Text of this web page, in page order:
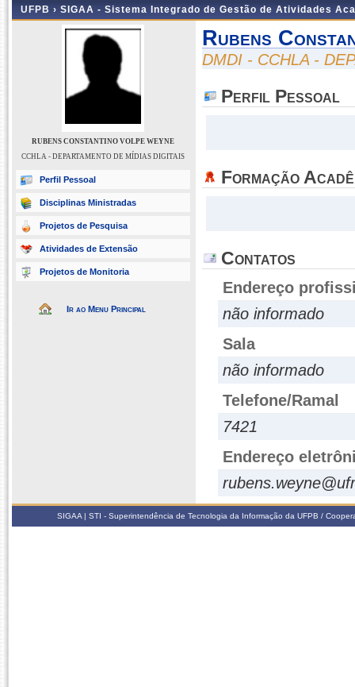
UFPB › SIGAA - Sistema Integrado de Gestão de Atividades
RUBENS CONSTANTINO VOLPE WEYNE
CCHLA - DEPARTAMENTO DE MÍDIAS DIGITAIS
Perfil Pessoal
Disciplinas Ministradas
Projetos de Pesquisa
Atividades de Extensão
Projetos de Monitoria
Ir ao Menu Principal
Rubens
DMDI - CCHLA -
Perfil Pessoal
Formação
Contatos
Endereço
não informado
Sala
não informado
Telefone/Ramal
7421
Endereço
SIGAA | STI - Superintendência de Tecnologia da Informação da UFPB /